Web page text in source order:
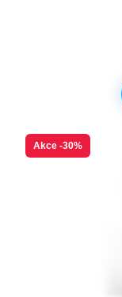
Akce -30%